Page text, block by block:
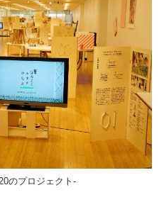
のプロジェクト-